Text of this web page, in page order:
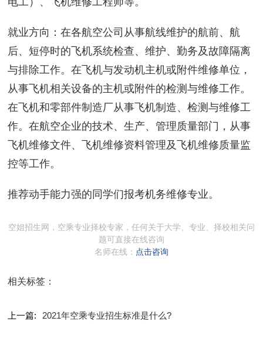
就业方向：在各航空公司从事航线维护的航前、航
后、短停时的飞机系统检查、维护、勤务及故障隔离
与排除工作。在飞机与发动机主机或附件维修单位，
从事飞机相关设备的主机或附件的检测与维修工作。
在飞机和零部件制造厂从事飞机制造、检测与维修工
作。在航空企业的技术、生产、管理质量部门，从事
飞机维修文件、飞机维修资料管理及飞机维修质量监
控等工作。
推荐动手能力强的同学们报考机务维修专业。
空姐招生网，空乘专业择校专家，任何关于大学、专业、择校相关问
题可直接在线咨询
名师在线： 点击咨询
相关标签：
上一篇: 2021年空乘专业招生标准是什么?